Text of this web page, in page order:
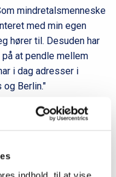
indhold, til at vise
mindretalsmenneske
med min egen
hører til. Desuden har
at pendle mellem
i dag adresser i
og Berlin."
i det tyske
jeg en følelse af, at her